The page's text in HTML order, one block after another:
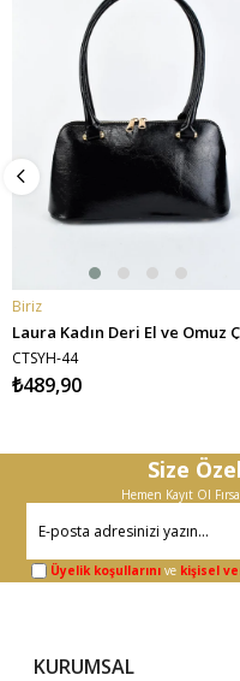
SEPETE EKLE
Biriz
CTSYH-44
₺489,90
Size
Hemen Kayıt Ol
Üyelik koşullarını ve kişisel
KURUMSAL